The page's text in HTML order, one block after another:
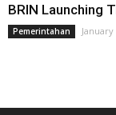
BRIN Launching
Pemerintahan January